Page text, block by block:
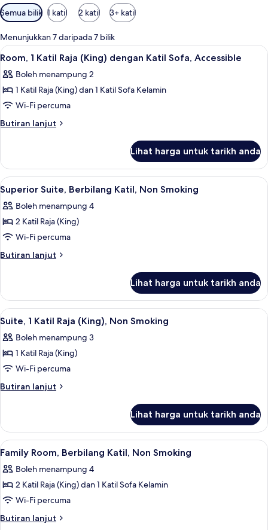
Penapis
yang
tersedia
untuk
bilik
Semua bilik 1 katil 2 katil 3+ katil
Menunjukkan 7 daripada 7 bilik
Lihat
semua
foto
untuk
Room,
1
(King)
dengan
Katil
Sofa,
Accessible
Bar mini, kalis bunyi, seterika/papan
4
Room, 1 Katil Raja (King) dengan Katil Sofa, Accessible
Boleh menampung 2
1 Katil Raja (King) dan 1 Katil Sofa Kelamin
Wi-Fi percuma
Butiran lanjut
Butiran
1
Katil
Raja
(King)
dengan
Katil
Accessible
Lihat harga untuk tarikh anda
Lihat
semua
foto
untuk
Superior
Suite,
Non
Smoking
Superior Suite, Berbilang Katil, Non
14
Superior Suite, Berbilang Katil, Non Smoking
Boleh menampung 4
2 Katil Raja (King)
Wi-Fi percuma
Butiran lanjut
Butiran
Suite,
Berbilang
Katil,
Smoking
Lihat harga untuk tarikh anda
Lihat
semua
foto
untuk
Suite,
1
(King),
Non
Smoking
Suite, 1 Katil Raja (King), Non
10
Suite, 1 Katil Raja (King), Non Smoking
Boleh menampung 3
1 Katil Raja (King)
Wi-Fi percuma
Butiran lanjut
Butiran
1
Katil
Raja
(King),
Non
Smoking
Lihat harga untuk tarikh anda
Lihat
semua
foto
untuk
Family
Room,
Family Room, Berbilang Katil, Non
6
Family Room, Berbilang Katil, Non Smoking
Boleh menampung 4
2 Katil Raja (King) dan 1 Katil Sofa Kelamin
Wi-Fi percuma
Butiran lanjut
Butiran